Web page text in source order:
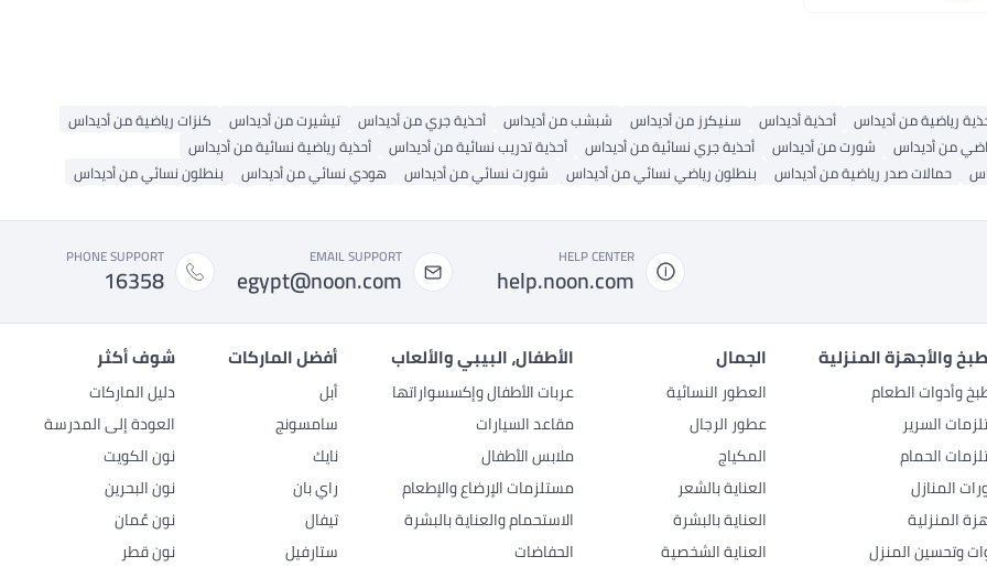
رياضية من أديداس أحذية أديداس سنيكرز من أديداس شبشب من أديداس أحذية جري من أديداس تيشيرت من أديداس
كنزات رياضية من أديداس
من أديداس شورت من أديداس أحذية جري نسائية من أديداس أحذية تدريب نسائية من أديداس
أحذية رياضية نسائية من أديداس
حمالات صدر رياضية من أديداس بنطلون رياضي نسائي من أديداس شورت نسائي من أديداس هودي نسائي من أديداس
بنطلون نسائي من أديداس
HELP CENTER
help.noon.com
EMAIL SUPPORT
egypt@noon.com
PHONE SUPPORT
16358
والأجهزة المنزلية
وأدوات الطعام
السرير
الحمام
المنازل
المنزلية
وتحسين المنزل
الجمال
العطور النسائية
عطور الرجال
المكياج
العناية بالشعر
العناية بالبشرة
العناية الشخصية
الأطفال، البيبي والألعاب
عربات الأطفال وإكسسواراتها
مقاعد السيارات
ملابس الأطفال
مستلزمات الإرضاع والإطعام
الاستحمام والعناية بالبشرة
الحفاضات
أفضل الماركات
أبل
سامسونج
نايك
راي بان
تيفال
ستارفيل
شوف أكثر
دليل الماركات
العودة إلى المدرسة
نون الكويت
نون البحرين
نون عُمان
نون قطر